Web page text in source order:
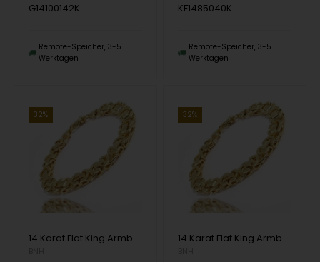
G14100142K
Remote-Speicher, 3-5
Werktagen
KF1485040K
Remote-Speicher, 3-5
Werktagen
32%
14 Karat Flat King Armbänder und Halsketten
32%
14 Karat Flat King Armbänder und Halsketten